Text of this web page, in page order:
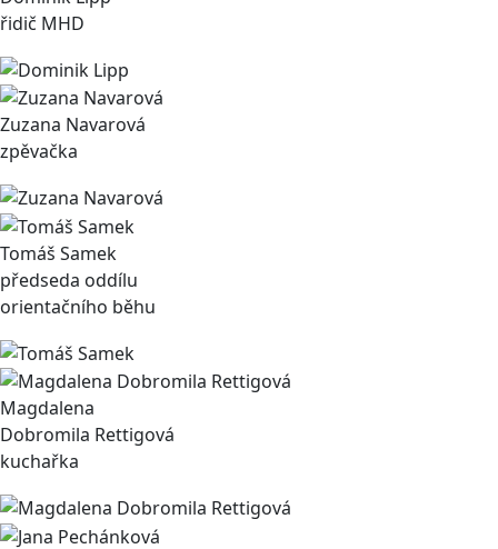
řidič MHD
Zuzana Navarová
zpěvačka
Tomáš Samek
předseda oddílu
orientačního běhu
Magdalena
Dobromila Rettigová
kuchařka